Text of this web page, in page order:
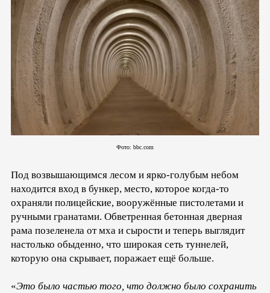
Фото: bbc.com
Под возвышающимся лесом и ярко-голубым небом
находится вход в бункер, место, которое когда-то
охраняли полицейские, вооружённые пистолетами и
ручными гранатами. Обветренная бетонная дверная
рама позеленела от мха и сырости и теперь выглядит
настолько обыденно, что широкая сеть туннелей,
которую она скрывает, поражает ещё больше.
«Это было частью того, что должно было сохранить